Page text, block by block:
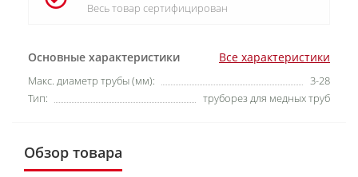
Основные характеристики Все характеристики
Макс. диаметр трубы (мм):
3-28
Тип:
труборез для медных труб
Весь товар сертифицирован
Обзор товара